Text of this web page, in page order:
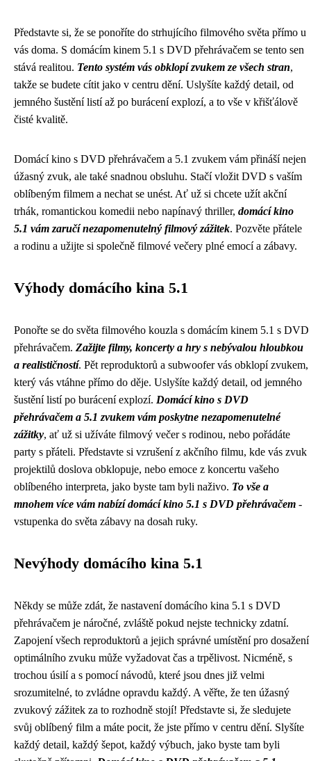
Představte si, že se ponoříte do strhujícího filmového světa přímo u
vás doma. S domácím kinem 5.1 s DVD přehrávačem se tento sen
stává realitou. Tento systém vás obklopí zvukem ze všech stran,
takže se budete cítit jako v centru dění. Uslyšíte každý detail, od
jemného šustění listí až po burácení explozí, a to vše v křišťálově
čisté kvalitě.
Domácí kino s DVD přehrávačem a 5.1 zvukem vám přináší nejen
úžasný zvuk, ale také snadnou obsluhu. Stačí vložit DVD s vaším
oblíbeným filmem a nechat se unést. Ať už si chcete užít akční
trhák, romantickou komedii nebo napínavý thriller, domácí kino
5.1 vám zaručí nezapomenutelný filmový zážitek. Pozvěte přátele
a rodinu a užijte si společně filmové večery plné emocí a zábavy.
Výhody domácího kina 5.1
Ponořte se do světa filmového kouzla s domácím kinem 5.1 s DVD
přehrávačem. Zažijte filmy, koncerty a hry s nebývalou hloubkou
a realističností. Pět reproduktorů a subwoofer vás obklopí zvukem,
který vás vtáhne přímo do děje. Uslyšíte každý detail, od jemného
šustění listí po burácení explozí. Domácí kino s DVD
přehrávačem a 5.1 zvukem vám poskytne nezapomenutelné
zážitky, ať už si užíváte filmový večer s rodinou, nebo pořádáte
party s přáteli. Představte si vzrušení z akčního filmu, kde vás zvuk
projektilů doslova obklopuje, nebo emoce z koncertu vašeho
oblíbeného interpreta, jako byste tam byli naživo. To vše a
mnohem více vám nabízí domácí kino 5.1 s DVD přehrávačem -
vstupenka do světa zábavy na dosah ruky.
Nevýhody domácího kina 5.1
Někdy se může zdát, že nastavení domácího kina 5.1 s DVD
přehrávačem je náročné, zvláště pokud nejste technicky zdatní.
Zapojení všech reproduktorů a jejich správné umístění pro dosažení
optimálního zvuku může vyžadovat čas a trpělivost. Nicméně, s
trochou úsilí a s pomocí návodů, které jsou dnes již velmi
srozumitelné, to zvládne opravdu každý. A věřte, že ten úžasný
zvukový zážitek za to rozhodně stojí! Představte si, že sledujete
svůj oblíbený film a máte pocit, že jste přímo v centru dění. Slyšíte
každý detail, každý šepot, každý výbuch, jako byste tam byli